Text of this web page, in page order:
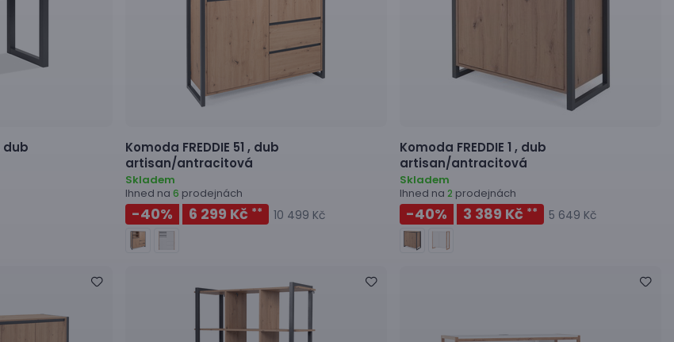
dub
Komoda FREDDIE 51 , dub
artisan/antracitová
Skladem
Ihned na 6 prodejnách
-40% 6 299 Kč ** 10 499 Kč
Komoda FREDDIE 1 , dub
artisan/antracitová
Skladem
Ihned na 2 prodejnách
-40% 3 389 Kč ** 5 649 Kč